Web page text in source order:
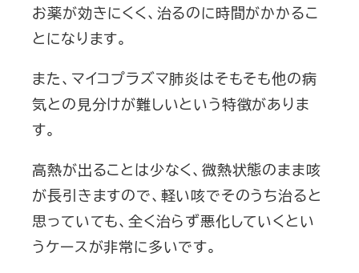
お薬が効きにくく、治るのに時間がかかるこ
とになります。
また、マイコプラズマ肺炎はそもそも他の病
気との見分けが難しいという特徴がありま
す。
高熱が出ることは少なく、微熱状態のまま咳
が長引きますので、軽い咳でそのうち治ると
思っていても、全く治らず悪化していくとい
うケースが非常に多いです。